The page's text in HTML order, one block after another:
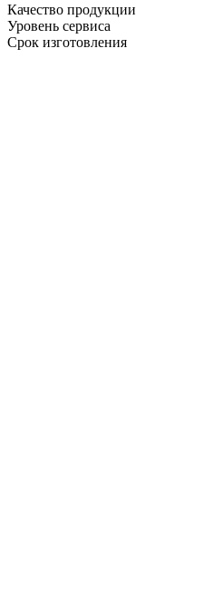
Качество продукции
Уровень сервиса
Срок изготовления